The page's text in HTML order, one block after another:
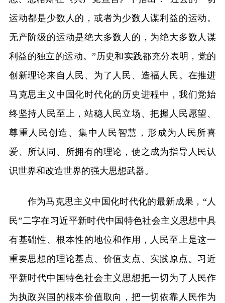
运动都是少数人的，或者为少数人谋利益的运动。
无产阶级的运动是绝大多数人的，为绝大多数人谋
利益的独立的运动。”历史和实践都充分表明，党的
创新理论来自人民、为了人民、造福人民。在推进
马克思主义中国化时代化的历史进程中，我们党始
终坚持人民至上，站稳人民立场、把握人民愿望、
尊重人民创造、集中人民智慧，形成为人民所喜
爱、所认同、所拥有的理论，使之成为指导人民认
识世界和改造世界的强大思想武器。
作为马克思主义中国化时代化的最新成果，“人
民”二字在习近平新时代中国特色社会主义思想中具
有基础性、根本性的地位和作用，人民至上是这一
重要思想的理论基点、价值支点、实践原点。习近
平新时代中国特色社会主义思想把一切为了人民作
为执政兴国的根本价值取向，把一切依靠人民作为